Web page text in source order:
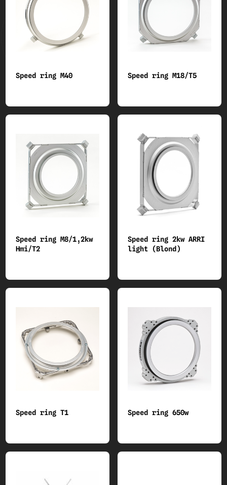
Speed ring M40 Speed ring M18/T5
Speed ring M8/1,2kw
Hmi/T2
Speed ring 2kw ARRI
light (Blond)
Speed ring T1 Speed ring 650w